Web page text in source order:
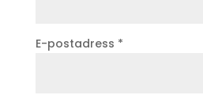
E-postadress *